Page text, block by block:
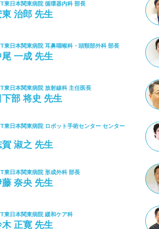
東日本関東病院 循環器内科 部長
東 治郎 先生
東日本関東病院 耳鼻咽喉科・頭頸部外科 部長
尾 一成 先生
東日本関東病院 放射線科 主任医長
下部 将史 先生
東日本関東病院 ロボット手術センター センター
賀 淑之 先生
東日本関東病院 形成外科 部長
藤 奈央 先生
東日本関東病院 緩和ケア科
木 正寛 先生